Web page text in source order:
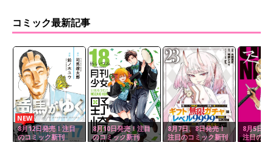
コミック最新記事
8月12日発売！注目
のコミック新刊
NEW
8月10日発売！注目
のコミック新刊
8月7日、8日発売！
注目のコミック新刊
8月5日、
注目のコ